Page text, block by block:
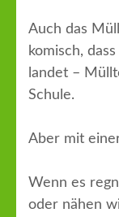
Auch das
komisch,
landet –
Schule.
Aber mit
Wenn es
oder nähen